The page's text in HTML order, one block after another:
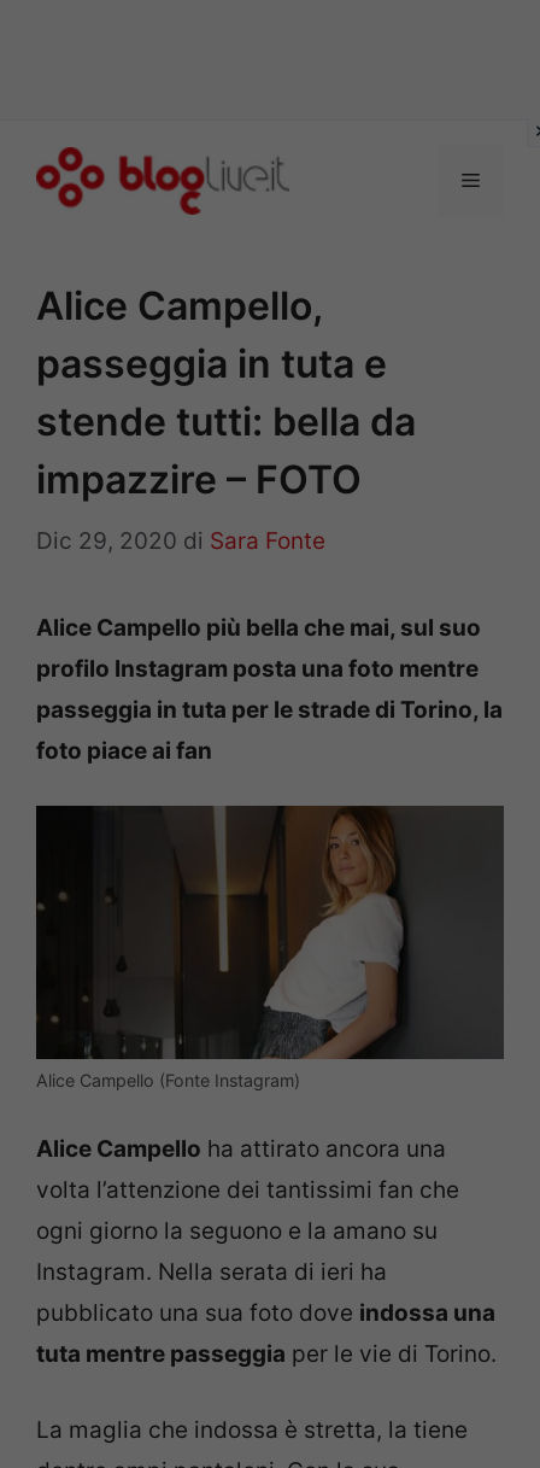
Menu
Alice Campello,
passeggia in tuta e
stende tutti: bella da
impazzire – FOTO
Dic 29, 2020 di Sara Fonte
Alice Campello più bella che mai, sul suo
profilo Instagram posta una foto mentre
passeggia in tuta per le strade di Torino, la
foto piace ai fan
Alice Campello (Fonte Instagram)
Alice Campello ha attirato ancora una
volta l’attenzione dei tantissimi fan che
ogni giorno la seguono e la amano su
Instagram. Nella serata di ieri ha
pubblicato una sua foto dove indossa una
tuta mentre passeggia per le vie di Torino.
La maglia che indossa è stretta, la tiene